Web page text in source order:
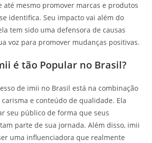
até mesmo promover marcas e produtos
identifica. Seu impacto vai além do
tem sido uma defensora de causas
voz para promover mudanças positivas.
é tão Popular no Brasil?
de imii no Brasil está na combinação
e conteúdo de qualidade. Ela
seu público de forma que seus
parte de sua jornada. Além disso, imii
uma influenciadora que realmente